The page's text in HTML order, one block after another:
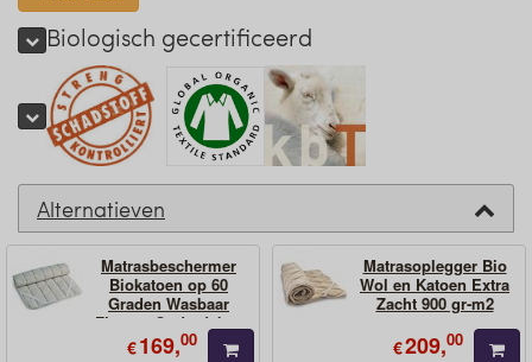
Biologisch gecertificeerd
Alternatieven
Matrasbeschermer
Biokatoen op 60
Graden Wasbaar
Firenze Onderdeken
€169,00
Matrasoplegger Bio
Wol en Katoen Extra
Zacht 900 gr-m2
€209,00